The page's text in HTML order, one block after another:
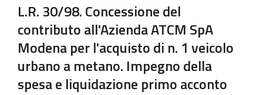
L.R. 30/98. Concessione del
contributo all'Azienda ATCM SpA
Modena per l'acquisto di n. 1 veicolo
urbano a metano. Impegno della
spesa e liquidazione primo acconto